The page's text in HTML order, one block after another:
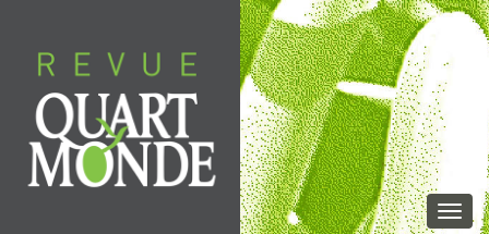
contenu